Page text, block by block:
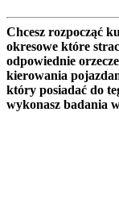
Chcesz rozpocząć
okresowe które
odpowiednie
kierowania
który posiadać do
wykonasz badania